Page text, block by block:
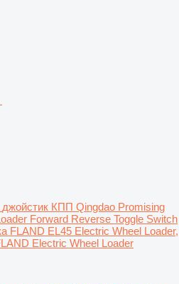
джойстик КПП Qingdao Promising
Forward Reverse Toggle Switch
FLAND EL45 Electric Wheel Loader,
Electric Wheel Loader